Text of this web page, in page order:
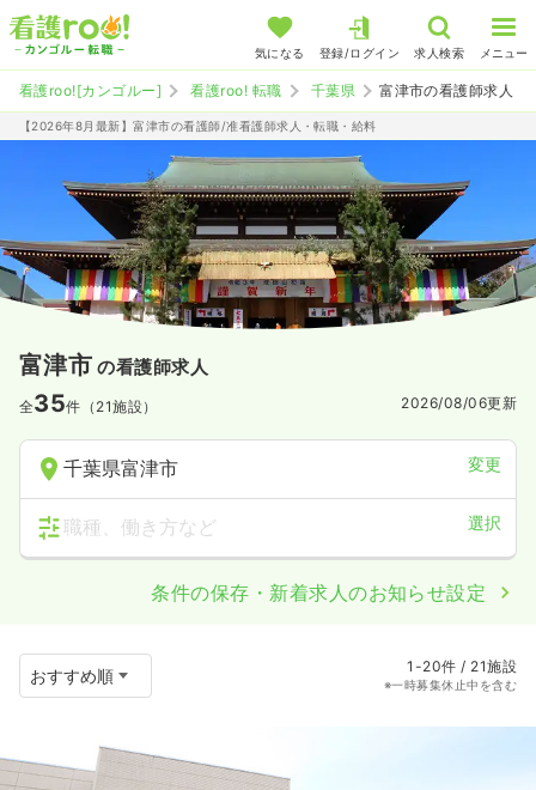
気になる 登録/ログイン 求人検索 メニュー
看護roo![カンゴルー] 看護roo! 転職 千葉県 富津市の看護師求人
【2026年8月最新】富津市の看護師/准看護師求人・転職・給料
富津市 の看護師求人
全35件（21施設） 2026/08/06更新
千葉県富津市 変更
職種、働き方など 選択
条件の保存・新着求人のお知らせ設定
1-20件 / 21施設
※一時募集休止中を含む